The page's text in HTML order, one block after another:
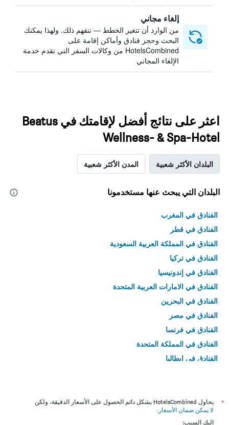
إلغاء مجاني
من الوارد أن تتغير الخطط — نتفهم ذلك. ولهذا يمكنك
البحث وحجز فنادق وأماكن إقامة على
HotelsCombined من وكالات السفر التي تقدم خدمة
الإلغاء المجاني
اعثر على نتائج أفضل لإقامتك في Beatus
Wellness- & Spa-Hotel
البلدان الأكثر شعبية المدن الأكثر شعبية
البلدان التي يبحث عنها مستخدمونا
الفنادق في المغرب
الفنادق في قطر
الفنادق في المملكة العربية السعودية
الفنادق في تركيا
الفنادق في إندونيسيا
الفنادق في الامارات العربية المتحدة
الفنادق في البحرين
الفنادق في مصر
الفنادق في فرنسا
الفنادق في المملكة المتحدة
الفنادق في إيطاليا
*
يحاول HotelsCombined بشكل دائم الحصول على الأسعار الدقيقة، ولكن
لا يمكن ضمان الأسعار .
إليك السبب: